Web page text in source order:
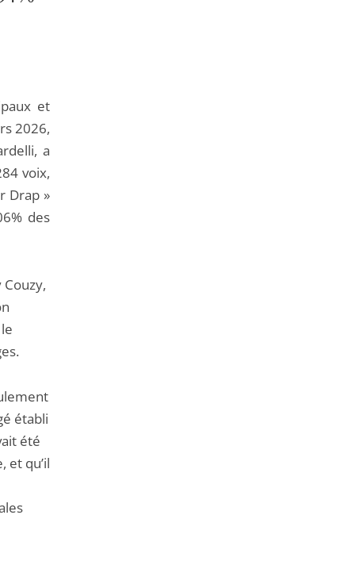
et
2026,
a
voix,
Drap »
des
établi
été
et qu’il